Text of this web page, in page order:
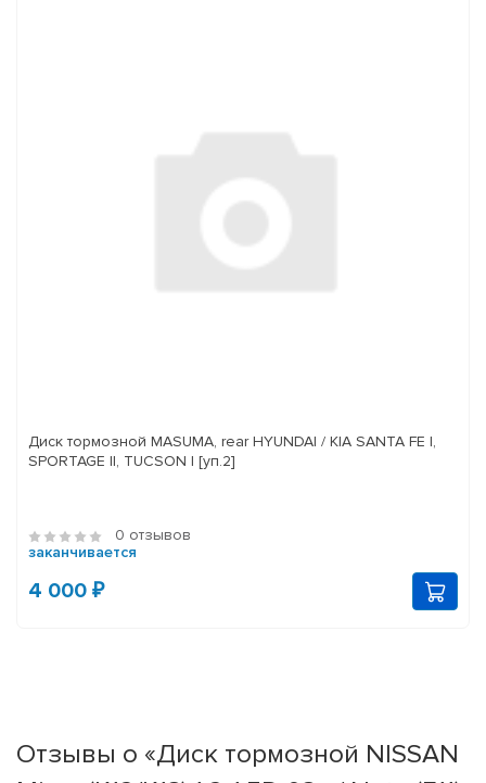
Диск тормозной MASUMA, rear HYUNDAI / KIA SANTA FE I,
SPORTAGE II, TUCSON I [уп.2]
0 отзывов
заканчивается
4 000 ₽
Отзывы о «Диск тормозной NISSAN